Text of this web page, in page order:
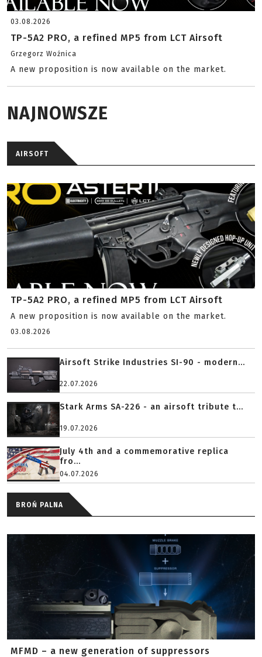
03.08.2026
TP-5A2 PRO, a refined MP5 from LCT Airsoft
Grzegorz Woźnica
A new proposition is now available on the market.
NAJNOWSZE
AIRSOFT
TP-5A2 PRO, a refined MP5 from LCT Airsoft
A new proposition is now available on the market.
03.08.2026
Airsoft Strike Industries SI-90 - modern...
22.07.2026
Stark Arms SA-226 - an airsoft tribute t...
19.07.2026
July 4th and a commemorative replica
fro...
04.07.2026
BROŃ PALNA
MFMD – a new generation of suppressors